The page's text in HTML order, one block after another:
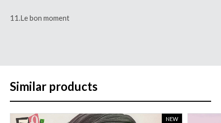
11.Le bon moment
Similar products
NEW